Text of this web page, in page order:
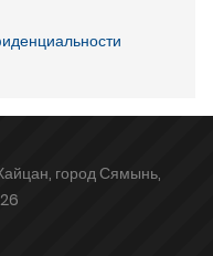
город Сямынь,